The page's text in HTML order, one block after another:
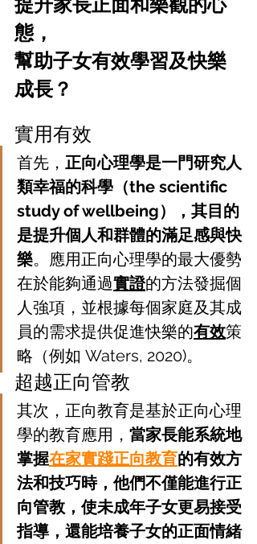
提升家長正面和樂觀的心
態，
幫助子女有效學習及快樂
成長？
實用有效
首先， 正向心理學是一門研究人
類幸福的科學（the scientific
study of wellbeing），其目的
是提升個人和群體的滿足感與快
樂。應用正向心理學的最大優勢
在於能夠通過實證的方法發掘個
人強項，並根據每個家庭及其成
員的需求提供促進快樂的有效策
略（例如 Waters, 2020)。
超越正向管教
其次，正向教育是基於正向心理
學的教育應用， 當家長能系統地
掌握在家實踐正向教育的有效方
法和技巧時，他們不僅能進行正
向管教，使未成年子女更易接受
指導，還能培養子女的正面情緒